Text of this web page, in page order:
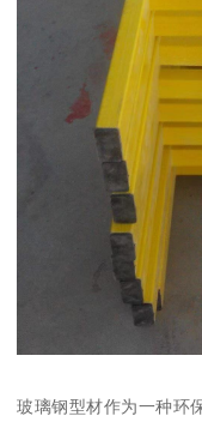
玻璃钢型材作为一种环